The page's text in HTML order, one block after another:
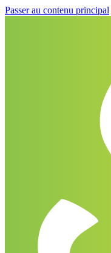
Passer au contenu principal